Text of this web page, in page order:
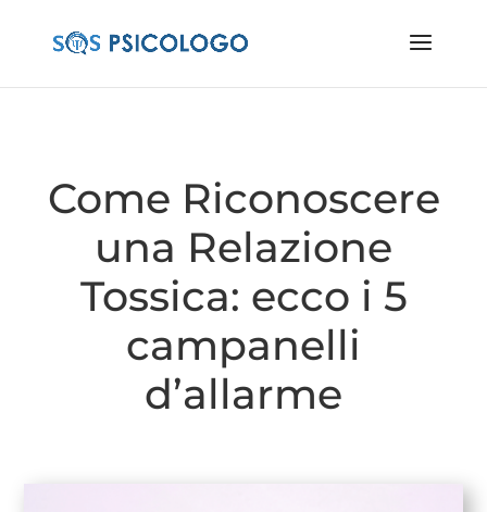
Come Riconoscere
una Relazione
Tossica: ecco i 5
campanelli
d’allarme